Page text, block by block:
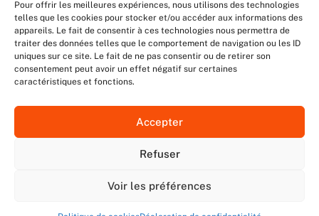
Pour offrir les meilleures expériences, nous utilisons des technologies
telles que les cookies pour stocker et/ou accéder aux informations des
appareils. Le fait de consentir à ces technologies nous permettra de
traiter des données telles que le comportement de navigation ou les ID
uniques sur ce site. Le fait de ne pas consentir ou de retirer son
consentement peut avoir un effet négatif sur certaines
caractéristiques et fonctions.
Accepter
Refuser
Voir les préférences
ANNONCES
ÉVÉNEMENTS
NOS RÉSEAUX SOCIAUX
b
T
i
t
I
s
a
u
MENTIONS LÉGALES
DONNÉES PERSONNELLES